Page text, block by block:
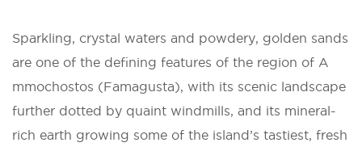
Sparkling, crystal waters and powdery, golden sands
are one of the defining features of the region of A
mmochostos (Famagusta), with its scenic landscape
further dotted by quaint windmills, and its mineral-
rich earth growing some of the island’s tastiest, fresh